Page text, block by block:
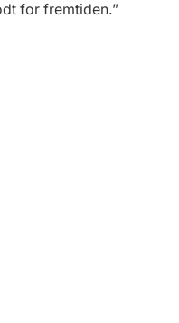
for fremtiden.”